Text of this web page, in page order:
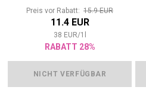
Preis vor Rabatt: 15.9 EUR
11.4 EUR
38 EUR/1
RABATT 28%
NICHT VERFÜGBAR